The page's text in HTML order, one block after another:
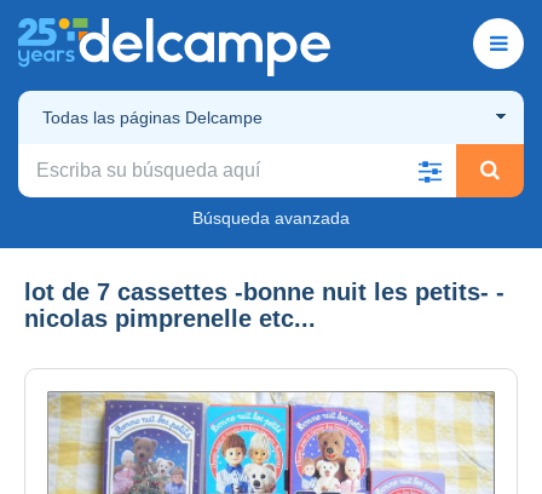
Todas las páginas Delcampe
Búsqueda avanzada
lot de 7 cassettes -bonne nuit les petits- -
nicolas pimprenelle etc...